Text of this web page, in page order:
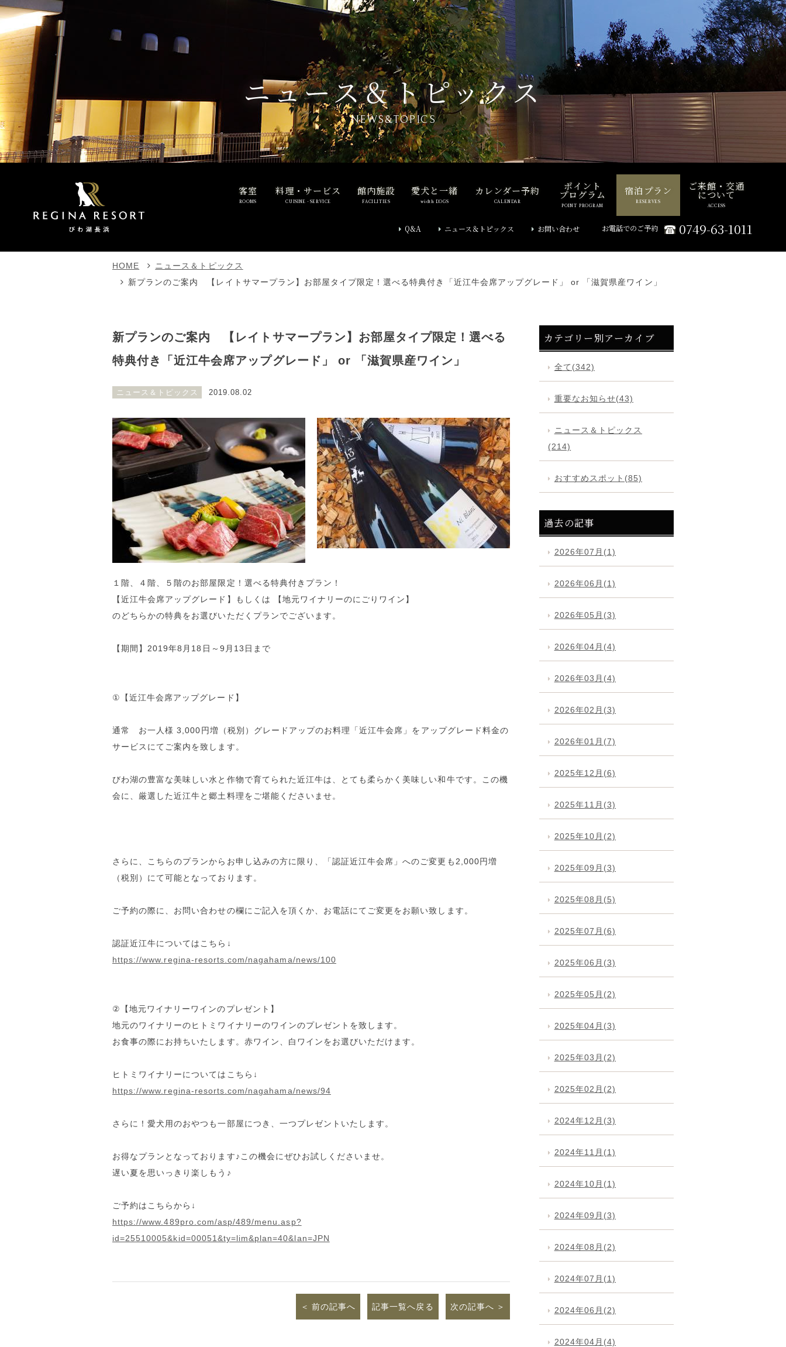
ニュース＆トピックス
NEWS&TOPICS
客室
ROOMS
料理・サービス
CUISINE・SERVICE
館内施設
FACILITIES
愛犬と一緒
width DOGS
カレンダー予約
CALENDAR
ポイント
プログラム
POINT PROGRAM
宿泊プラン
RESERVES
ご来館・交通
について
ACCESS
Q&A ニュース＆トピックス お問い合わせ お電話でのご予約 0749-63-1011
HOME
ニュース＆トピックス
新プランのご案内 【レイトサマープラン】お部屋タイプ限定！選べる特典付き「近江牛会席アップグレード」 or 「滋賀県産ワイン」
新プランのご案内 【レイトサマープラン】お部屋タイプ限定！選べる
特典付き「近江牛会席アップグレード」 or 「滋賀県産ワイン」
ニュース＆トピックス 2019.08.02
１階、４階、５階のお部屋限定！選べる特典付きプラン！
【近江牛会席アップグレード】もしくは 【地元ワイナリーのにごりワイン】
のどちらかの特典をお選びいただくプランでございます。
【期間】2019年8月18日～9月13日まで
①【近江牛会席アップグレード】
通常 お一人様 3,000円増（税別）グレードアップのお料理「近江牛会席」をアップグレード料金の
サービスにてご案内を致します。
びわ湖の豊富な美味しい水と作物で育てられた近江牛は、とても柔らかく美味しい和牛です。この機
会に、厳選した近江牛と郷土料理をご堪能くださいませ。
さらに、こちらのプランからお申し込みの方に限り、「認証近江牛会席」へのご変更も2,000円増
（税別）にて可能となっております。
ご予約の際に、お問い合わせの欄にご記入を頂くか、お電話にてご変更をお願い致します。
認証近江牛についてはこちら↓
https://www.regina-resorts.com/nagahama/news/100
②【地元ワイナリーワインのプレゼント】
地元のワイナリーのヒトミワイナリーのワインのプレゼントを致します。
お食事の際にお持ちいたします。赤ワイン、白ワインをお選びいただけます。
ヒトミワイナリーについてはこちら↓
https://www.regina-resorts.com/nagahama/news/94
さらに！愛犬用のおやつも一部屋につき、一つプレゼントいたします。
お得なプランとなっております♪この機会にぜひお試しくださいませ。
遅い夏を思いっきり楽しもう♪
ご予約はこちらから↓
https://www.489pro.com/asp/489/menu.asp?
id=25510005&kid=00051&ty=lim&plan=40&lan=JPN
前の記事へ 記事一覧へ戻る 次の記事へ
カテゴリー別アーカイブ
全て(342)
重要なお知らせ(43)
ニュース＆トピックス
(214)
おすすめスポット(85)
過去の記事
2026年07月(1)
2026年06月(1)
2026年05月(3)
2026年04月(4)
2026年03月(4)
2026年02月(3)
2026年01月(7)
2025年12月(6)
2025年11月(3)
2025年10月(2)
2025年09月(3)
2025年08月(5)
2025年07月(6)
2025年06月(3)
2025年05月(2)
2025年04月(3)
2025年03月(2)
2025年02月(2)
2024年12月(3)
2024年11月(1)
2024年10月(1)
2024年09月(3)
2024年08月(2)
2024年07月(1)
2024年06月(2)
2024年04月(4)